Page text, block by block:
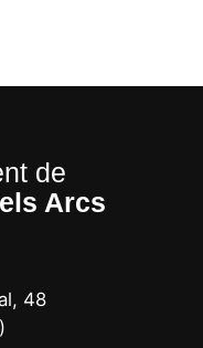
de
Arcs
48